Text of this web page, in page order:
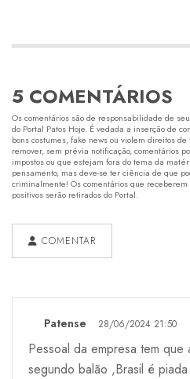
5 COMENTÁRIOS
Os comentários são de responsabilidade de
do Portal Patos Hoje. É vedada a inserção de
bons costumes, fake news ou violem direitos
remover, sem prévia notificação, comentários
impostos ou que estejam fora do tema da
pensamento, mas deve-se ter ciência de que
criminalmente! Os comentários que receberem
positivos serão retirados do Portal.
COMENTAR
Patense 28/06/2024 21:50
Pessoal da empresa tem
segundo balão ,Brasil é